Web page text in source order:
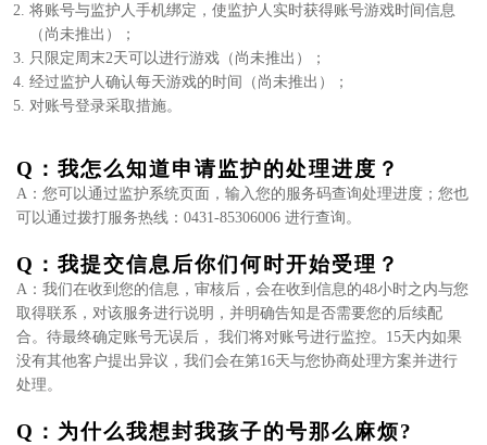
将账号与监护人手机绑定，使监护人实时获得账号游戏时间信息
（尚未推出）；
只限定周末2天可以进行游戏（尚未推出）；
经过监护人确认每天游戏的时间（尚未推出）；
对账号登录采取措施。
Q：我怎么知道申请监护的处理进度？
A：您可以通过监护系统页面，输入您的服务码查询处理进度；您也
可以通过拨打服务热线：0431-85306006 进行查询。
Q：我提交信息后你们何时开始受理？
A：我们在收到您的信息，审核后，会在收到信息的48小时之内与您
取得联系，对该服务进行说明，并明确告知是否需要您的后续配
合。待最终确定账号无误后， 我们将对账号进行监控。15天内如果
没有其他客户提出异议，我们会在第16天与您协商处理方案并进行
处理。
Q：为什么我想封我孩子的号那么麻烦?